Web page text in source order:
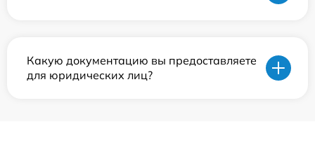
Какую документацию вы предоставляете
для юридических лиц?